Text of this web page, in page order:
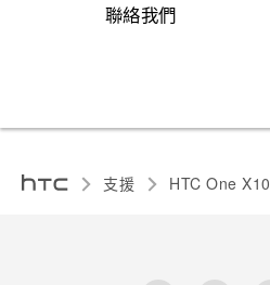
聯絡我們
支援 HTC One X10‎